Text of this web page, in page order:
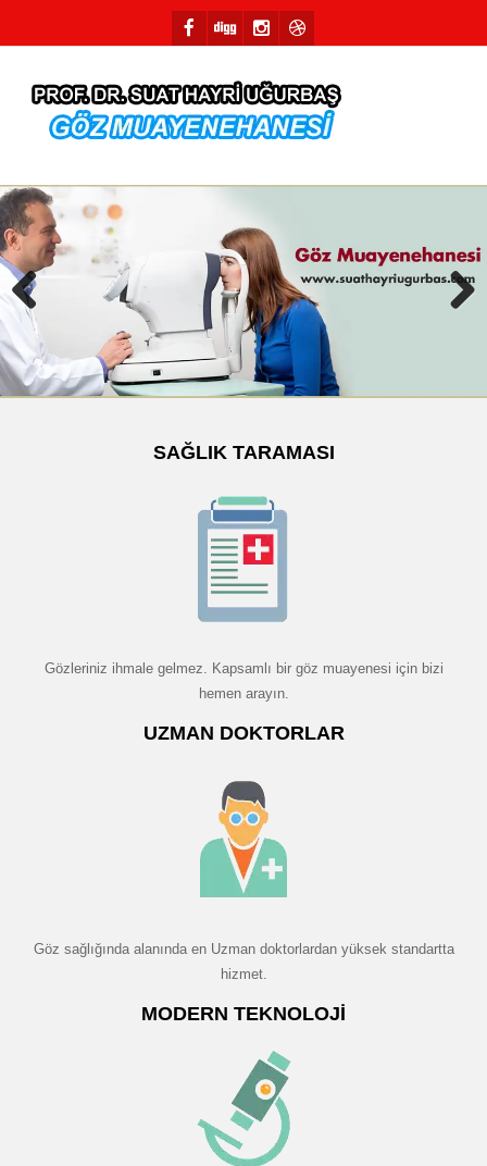
Previous
SAĞLIK TARAMASI
Gözleriniz ihmale gelmez. Kapsamlı bir göz muayenesi için bizi
hemen arayın.
UZMAN DOKTORLAR
Göz sağlığında alanında en Uzman doktorlardan yüksek standartta
hizmet.
MODERN TEKNOLOJI